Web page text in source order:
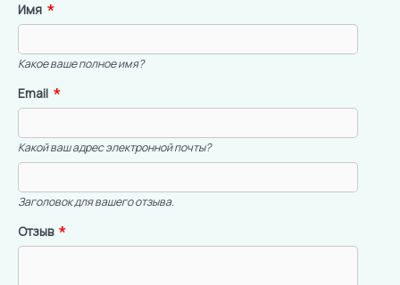
Имя
Какое ваше полное имя?
Email
Какой ваш адрес электронной почты?
Заголовок для вашего отзыва.
Отзыв